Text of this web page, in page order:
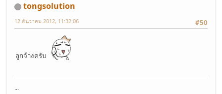
tongsolution
#50
12 ธันวาคม 2012, 11:32:06
ลูกจ้างครับ
...